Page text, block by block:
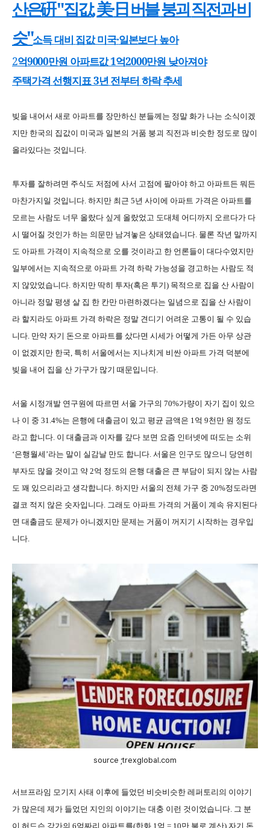
산은硏"집값,美·日버블붕괴 직전과비
슷"소득 대비 집값 미국·일본보다 높아
2억9000만원 아파트값1억2000만원 낮아져야
주택가격 선행지표3년 전부터 하락 추세
빚을 내어서 새로 아파트를 장만하신 분들께는 정말 화가 나는 소식이겠
지만 한국의 집값이 미국과 일본의 거품 붕괴 직전과 비슷한 정도로 많이
올라있다는 것입니다
투자를 잘하려면 주식도 저점에 사서 고점에 팔아야 하고 아파트든 뭐든
마찬가지일 것입니다 하지만 최근 5년 사이에 아파트 가격은 아파트를
모르는 사람도 너무 올랐다 싶게 올랐었고 도대체 어디까지 오르다가 다
시 떨어질 것인가 하는 의문만 남겨놓은 상태였습니다 물론 작년 말까지
도 아파트 가격이 지속적으로 오를 것이라고 한 언론들이 대다수였지만
일부에서는 지속적으로 아파트 가격 하락 가능성을 경고하는 사람도 적
지 않았었습니다 하지만 딱히 투자(혹은 투기) 목적으로 집을 산 사람이
아니라 정말 평생 살 집 한 칸만 마련하겠다는 일념으로 집을 산 사람이
라 할지라도 아파트 가격 하락은 정말 견디기 어려운 고통이 될 수 있습
니다 만약 자기 돈으로 아파트를 샀다면 시세가 어떻게 가든 아무 상관
이 없겠지만 한국 특히 서울에서는 지나치게 비싼 아파트 가격 덕분에
빚을 내어 집을 산 가구가 많기 때문입니다
서울 시정개발 연구원에 따르면 서울 가구의 70%가량이 자기 집이 있으
나 이 중 31.4%는 은행에 대출금이 있고 평균 금액은 1 억 9천만 원 정도
라고 합니다 이 대출금과 이자를 갚다 보면 요즘 인터넷에 떠도는 소위
‘은행월세 ’라는 말이 실감날 만도 합니다 서울은 인구도 많으니 당연히
부자도 많을 것이고 약 2억 정도의 은행 대출은 큰 부담이 되지 않는 사람
도 꽤 있으리라고 생각합니다 하지만 서울의 전체 가구 중 20%정도라면
결코 적지 않은 숫자입니다 그래도 아파트 가격의 거품이 계속 유지된다
면 대출금도 문제가 아니겠지만 문제는 거품이 꺼지기 시작하는 경우입
니다
source ;trexglobal.com
서브프라임 모기지 사태 이후에 들었던 비슷비슷한 레퍼토리의 이야기
가 많은데 제가 들었던 지인의 이야기는 대충 이런 것이었습니다. 그 분
이 허드슨 강가의 6억짜리 아파트를(한화 1 억 = 10만 불로 계산) 자기 돈